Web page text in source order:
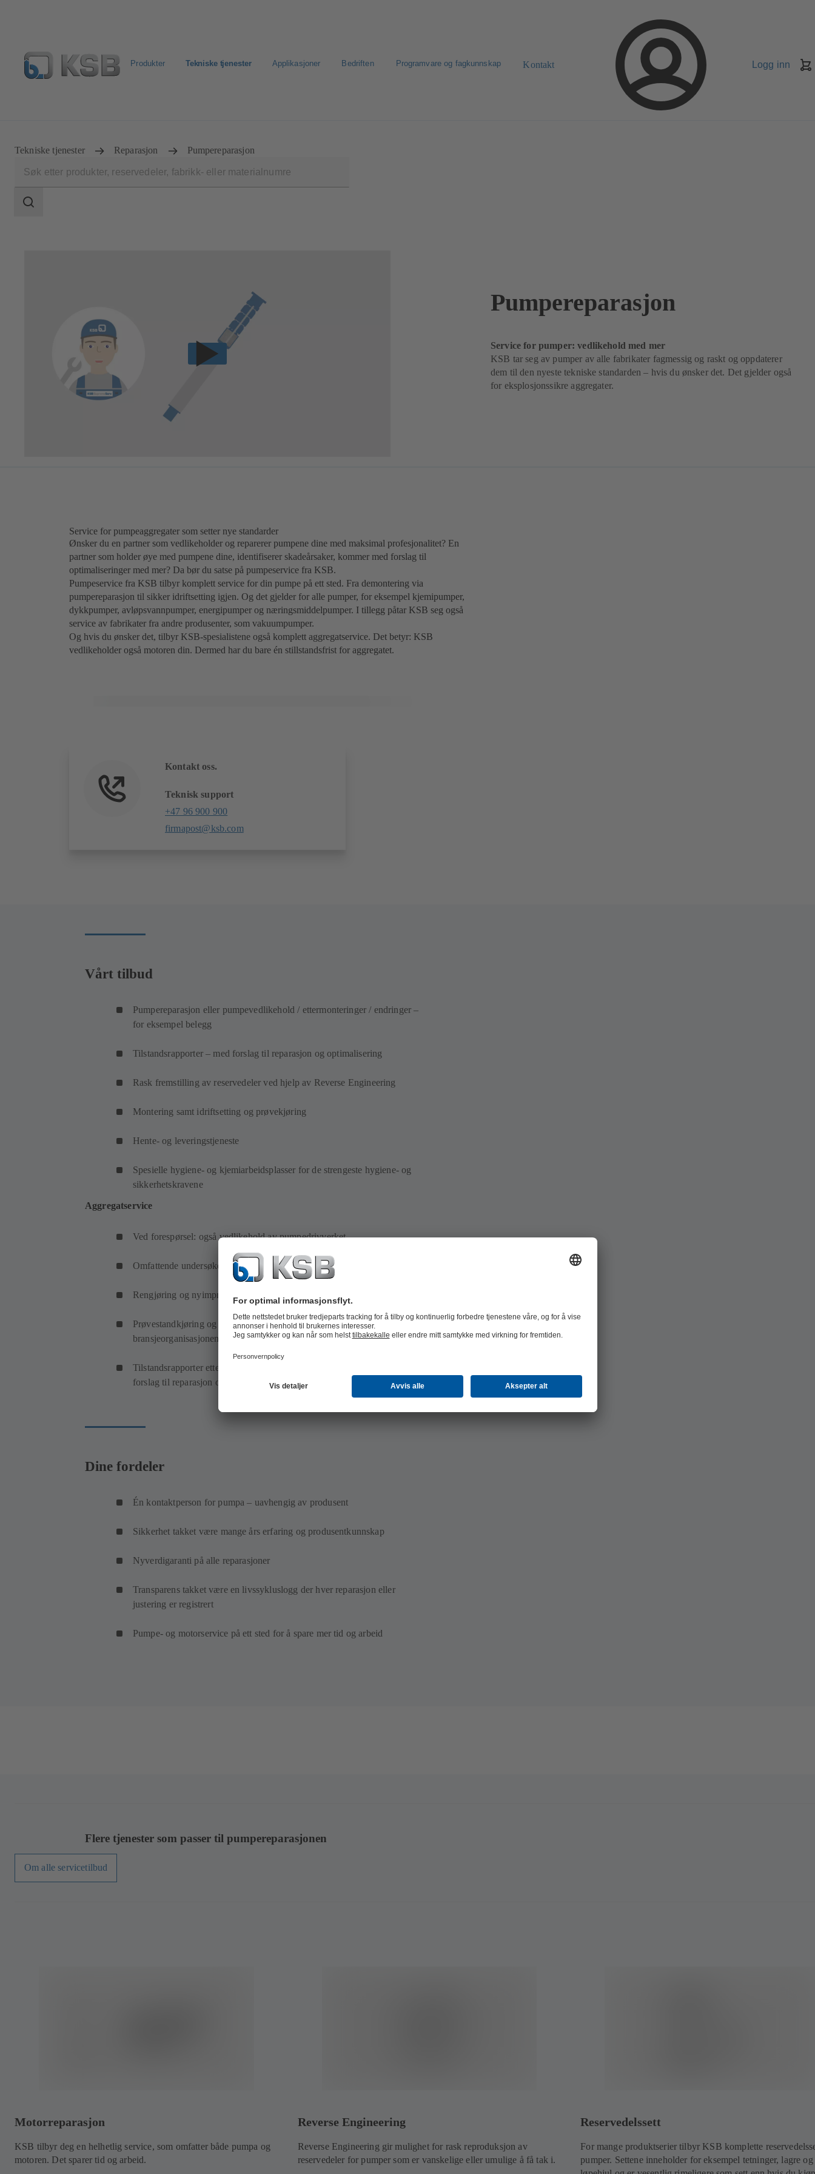
Produkter Tekniske tjenester Applikasjoner Bedriften Programvare og fagkunnskap Kontakt Logg inn
Tekniske tjenester Reparasjon Pumpereparasjon
Søkeområde
Pumpereparasjon
Service for pumper: vedlikehold med mer
KSB tar seg av pumper av alle fabrikater fagmessig og raskt og oppdaterer
dem til den nyeste tekniske standarden – hvis du ønsker det. Det gjelder også
for eksplosjonssikre aggregater.
Service for pumpeaggregater som setter nye standarder
Ønsker du en partner som vedlikeholder og reparerer pumpene dine med maksimal profesjonalitet? En
partner som holder øye med pumpene dine, identifiserer skadeårsaker, kommer med forslag til
optimaliseringer med mer? Da bør du satse på pumpeservice fra KSB.
Pumpeservice fra KSB tilbyr komplett service for din pumpe på ett sted. Fra demontering via
pumpereparasjon til sikker idriftsetting igjen. Og det gjelder for alle pumper, for eksempel kjemipumper,
dykkpumper, avløpsvannpumper, energipumper og næringsmiddelpumper. I tillegg påtar KSB seg også
service av fabrikater fra andre produsenter, som vakuumpumper.
Og hvis du ønsker det, tilbyr KSB-spesialistene også komplett aggregatservice. Det betyr: KSB
vedlikeholder også motoren din. Dermed har du bare én stillstandsfrist for aggregatet.
Kontakt oss.
Teknisk support
+47 96 900 900
firmapost@ksb.com
Vårt tilbud
Pumpereparasjon eller pumpevedlikehold / ettermonteringer / endringer –
for eksempel belegg
Tilstandsrapporter – med forslag til reparasjon og optimalisering
Rask fremstilling av reservedeler ved hjelp av Reverse Engineering
Montering samt idriftsetting og prøvekjøring
Hente- og leveringstjeneste
Spesielle hygiene- og kjemiarbeidsplasser for de strengeste hygiene- og
sikkerhetskravene
Aggregatservice
Ved forespørsel: også vedlikehold av pumpedrivverket
Omfattende undersøkelse av alle elektriske komponenter
Rengjøring og nyimpregnering av viklinger
Prøvestandkjøring og elektrisk sluttkontroll i henhold til den tyske
bransjeorganisasjonen VDE
Tilstandsrapporter etter demonteringen – for eksempel skadeanalyser med
forslag til reparasjon og optimalisering
Dine fordeler
Én kontaktperson for pumpa – uavhengig av produsent
Sikkerhet takket være mange års erfaring og produsentkunnskap
Nyverdigaranti på alle reparasjoner
Transparens takket være en livssykluslogg der hver reparasjon eller
justering er registrert
Pumpe- og motorservice på ett sted for å spare mer tid og arbeid
Flere tjenester som passer til pumpereparasjonen
Om alle servicetilbud
Motorreparasjon
KSB tilbyr deg en helhetlig service, som omfatter både pumpa og
motoren. Det sparer tid og arbeid.
Reverse Engineering
Reverse Engineering gir mulighet for rask reproduksjon av
reservedeler for pumper som er vanskelige eller umulige å få tak i.
Reservedelssett
For mange produktserier tilbyr KSB komplette
pumper. Settene inneholder for eksempel tetninger, lagre og